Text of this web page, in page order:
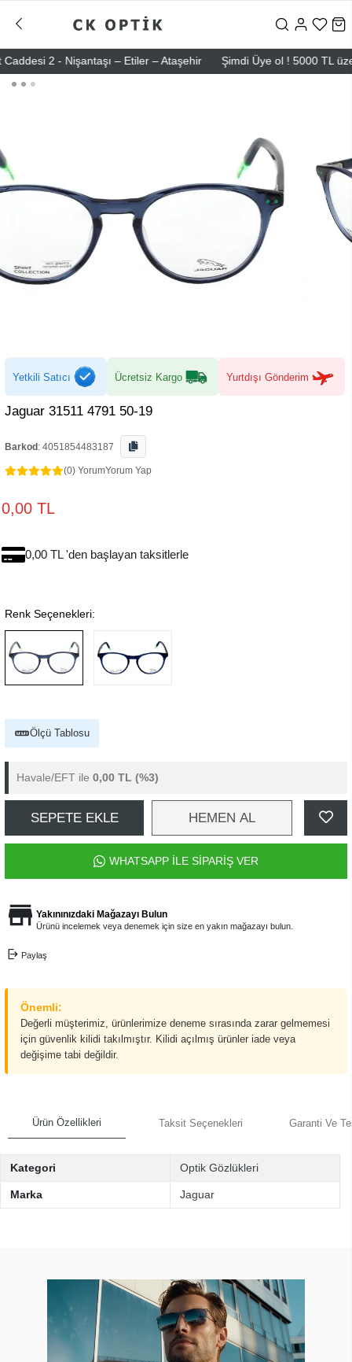
2 - Nişantaşı – Etiler – Ataşehir Şimdi Üye ol ! 5000 TL üzeri
Yetkili Satıcı Ücretsiz Kargo Yurtdışı Gönderim
Jaguar 31511 4791 50-19
Barkod : 4051854483187
(0) YorumYorum Yap
0,00 TL
0,00 TL 'den başlayan taksitlerle
Renk Seçenekleri:
Ölçü Tablosu
Havale/EFT ile 0,00 TL (%3)
SEPETE EKLE HEMEN AL
WHATSAPP İLE SİPARİŞ VER
Yakınınızdaki Mağazayı Bulun
Ürünü incelemek veya denemek için size en yakın mağazayı bulun.
Paylaş
Önemli:
Değerli müşterimiz, ürünlerimize deneme sırasında zarar gelmemesi
için güvenlik kilidi takılmıştır. Kilidi açılmış ürünler iade veya
değişime tabi değildir.
Ürün Özellikleri Taksit Seçenekleri Garanti Ve
Kategori Optik Gözlükleri
Marka Jaguar